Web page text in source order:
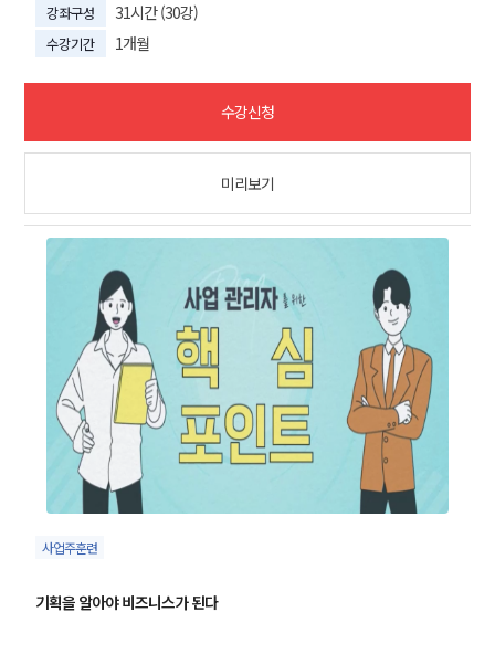
강좌구성 31시간 (30강)
수강기간 1개월
수강신청
미리보기
사업주훈련
기획을 알아야 비즈니스가 된다